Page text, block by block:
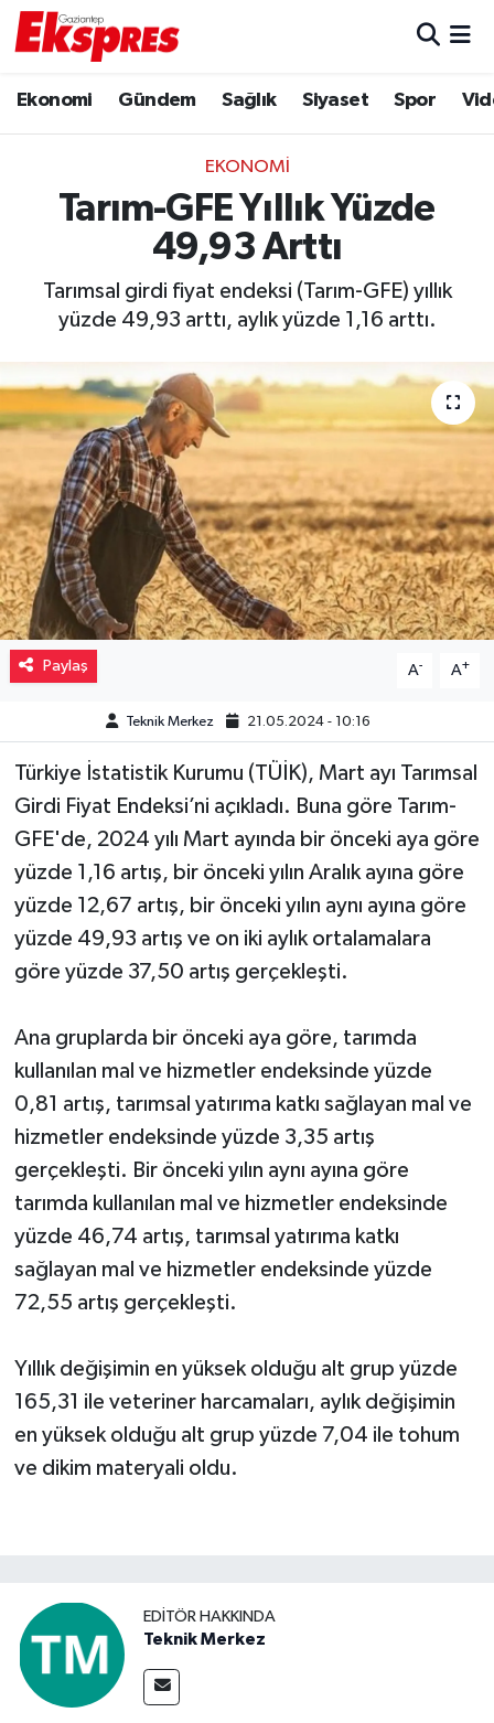
Ekonomi Gündem Sağlık Siyaset Spor
EKONOMI
Tarım-GFE Yıllık Yüzde
49,93 Arttı
Tarımsal girdi fiyat endeksi (Tarım-GFE) yıllık
yüzde 49,93 arttı, aylık yüzde 1,16 arttı.
Paylaş A- A+
Teknik Merkez 21.05.2024 - 10:16
Türkiye İstatistik Kurumu (TÜİK), Mart ayı Tarımsal
Girdi Fiyat Endeksi’ni açıkladı. Buna göre Tarım-
GFE'de, 2024 yılı Mart ayında bir önceki aya göre
yüzde 1,16 artış, bir önceki yılın Aralık ayına göre
yüzde 12,67 artış, bir önceki yılın aynı ayına göre
yüzde 49,93 artış ve on iki aylık ortalamalara
göre yüzde 37,50 artış gerçekleşti.
Ana gruplarda bir önceki aya göre, tarımda
kullanılan mal ve hizmetler endeksinde yüzde
0,81 artış, tarımsal yatırıma katkı sağlayan mal ve
hizmetler endeksinde yüzde 3,35 artış
gerçekleşti. Bir önceki yılın aynı ayına göre
tarımda kullanılan mal ve hizmetler endeksinde
yüzde 46,74 artış, tarımsal yatırıma katkı
sağlayan mal ve hizmetler endeksinde yüzde
72,55 artış gerçekleşti.
Yıllık değişimin en yüksek olduğu alt grup yüzde
165,31 ile veteriner harcamaları, aylık değişimin
en yüksek olduğu alt grup yüzde 7,04 ile tohum
ve dikim materyali oldu.
EDITÖR HAKKINDA
Teknik Merkez
Ekonomi
Gaziantep son dakika
Gündem
Haberler
Kültür Sanat
Magazin
Müzik
Piyasa
Resmi İlanlar
Sinemalar
Siyaset
Spor
Teknoloji
Türkiye
Video Haber
Yaşam
Yemek
Trafik Durumu
Puan Durumu ve Fikstür
Tüm Manşetler
Son Dakika Haberleri
Haber Arşivi